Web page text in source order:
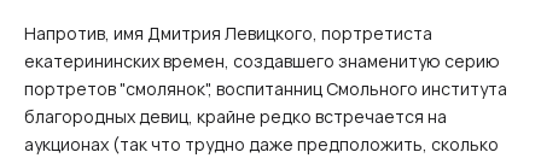
Напротив, имя Дмитрия Левицкого, портретиста
екатерининских времен, создавшего знаменитую серию
портретов "смолянок", воспитанниц Смольного института
благородных девиц, крайне редко встречается на
аукционах (так что трудно даже предположить, сколько